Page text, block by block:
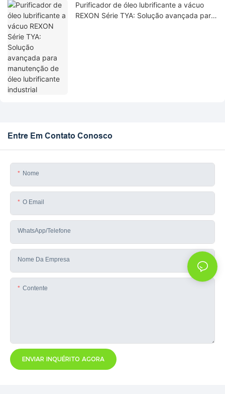
Purificador de óleo lubrificante a vácuo
REXON Série TYA: Solução avançada para
Entre Em Contato Conosco
Nome
O Email
WhatsApp/telefone
Nome Da Empresa
Contente
ENVIAR INQUÉRITO AGORA